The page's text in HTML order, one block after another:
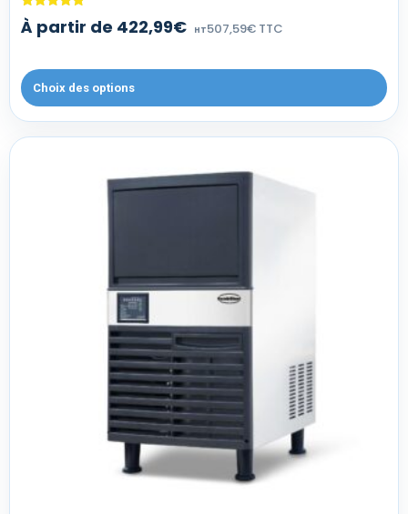
Note
4.60
sur 5
À partir de 422,99€ HT507,59€ TTC
Choix des options